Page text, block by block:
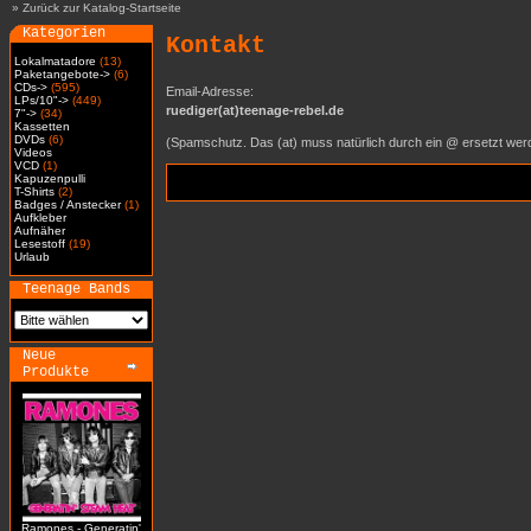
» Zurück zur Katalog-Startseite
Kategorien
Lokalmatadore (13)
Paketangebote-> (6)
CDs-> (595)
LPs/10"-> (449)
7"-> (34)
Kassetten
DVDs (6)
Videos
VCD (1)
Kapuzenpulli
T-Shirts (2)
Badges / Anstecker(1)
Aufkleber
Aufnäher
Lesestoff (19)
Urlaub
Teenage Bands
Neue
Produkte
Ramones - Generatin'
Kontakt
Email-Adresse:
ruediger(at)teenage-rebel.de
(Spamschutz. Das (at) muss natürlich durch ein @ ersetzt